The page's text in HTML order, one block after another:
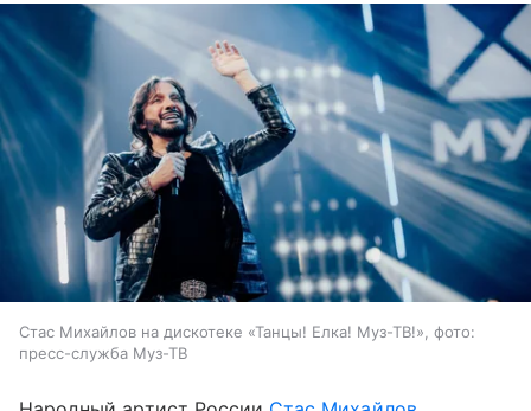
Стас Михайлов на дискотеке «Танцы! Елка! Муз-ТВ!», фото:
пресс-служба Муз-ТВ